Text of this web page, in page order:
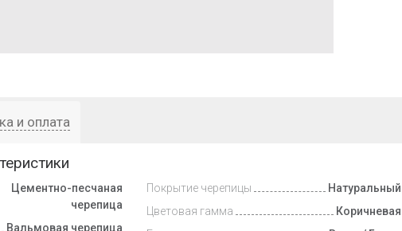
и оплата
Цементно-песчаная
черепица
Вальмовая черепица
Покрытие черепицы
Натуральный
Цветовая гамма
Коричневая